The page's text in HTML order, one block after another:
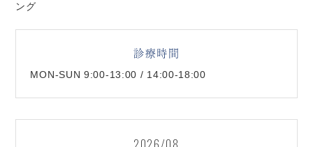
ング
診療時間
MON-SUN 9:00-13:00 / 14:00-18:00